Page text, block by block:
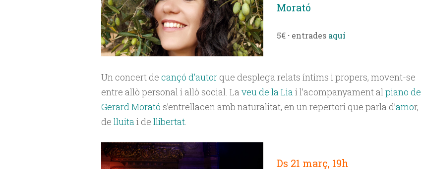
Morató
5€ ·entrades aquí
Un concert de cançó d’autorque desplega relats íntims i propers, movent-se
entre allò personal i allò social. La veu de la Liai l’acompanyament alpiano de
Gerard Morató s’entrellacen amb naturalitat, en un repertori que parla d’amor,
de lluitai de llibertat.
Ds 21 març, 19h